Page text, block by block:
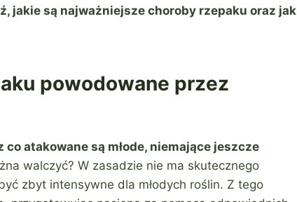
jakie są najważniejsze choroby rzepaku oraz jak
powodowane przez
atakowane są młode, niemające jeszcze
walczyć? W zasadzie nie ma skutecznego
zbyt intensywne dla młodych roślin. Z tego